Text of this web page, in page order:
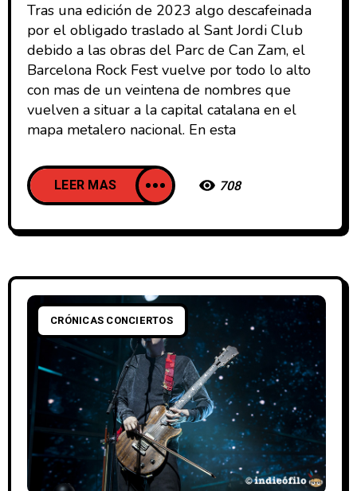
Tras una edición de 2023 algo descafeinada
por el obligado traslado al Sant Jordi Club
debido a las obras del Parc de Can Zam, el
Barcelona Rock Fest vuelve por todo lo alto
con mas de un veintena de nombres que
vuelven a situar a la capital catalana en el
mapa metalero nacional. En esta
LEER MAS 708
CRÓNICAS CONCIERTOS